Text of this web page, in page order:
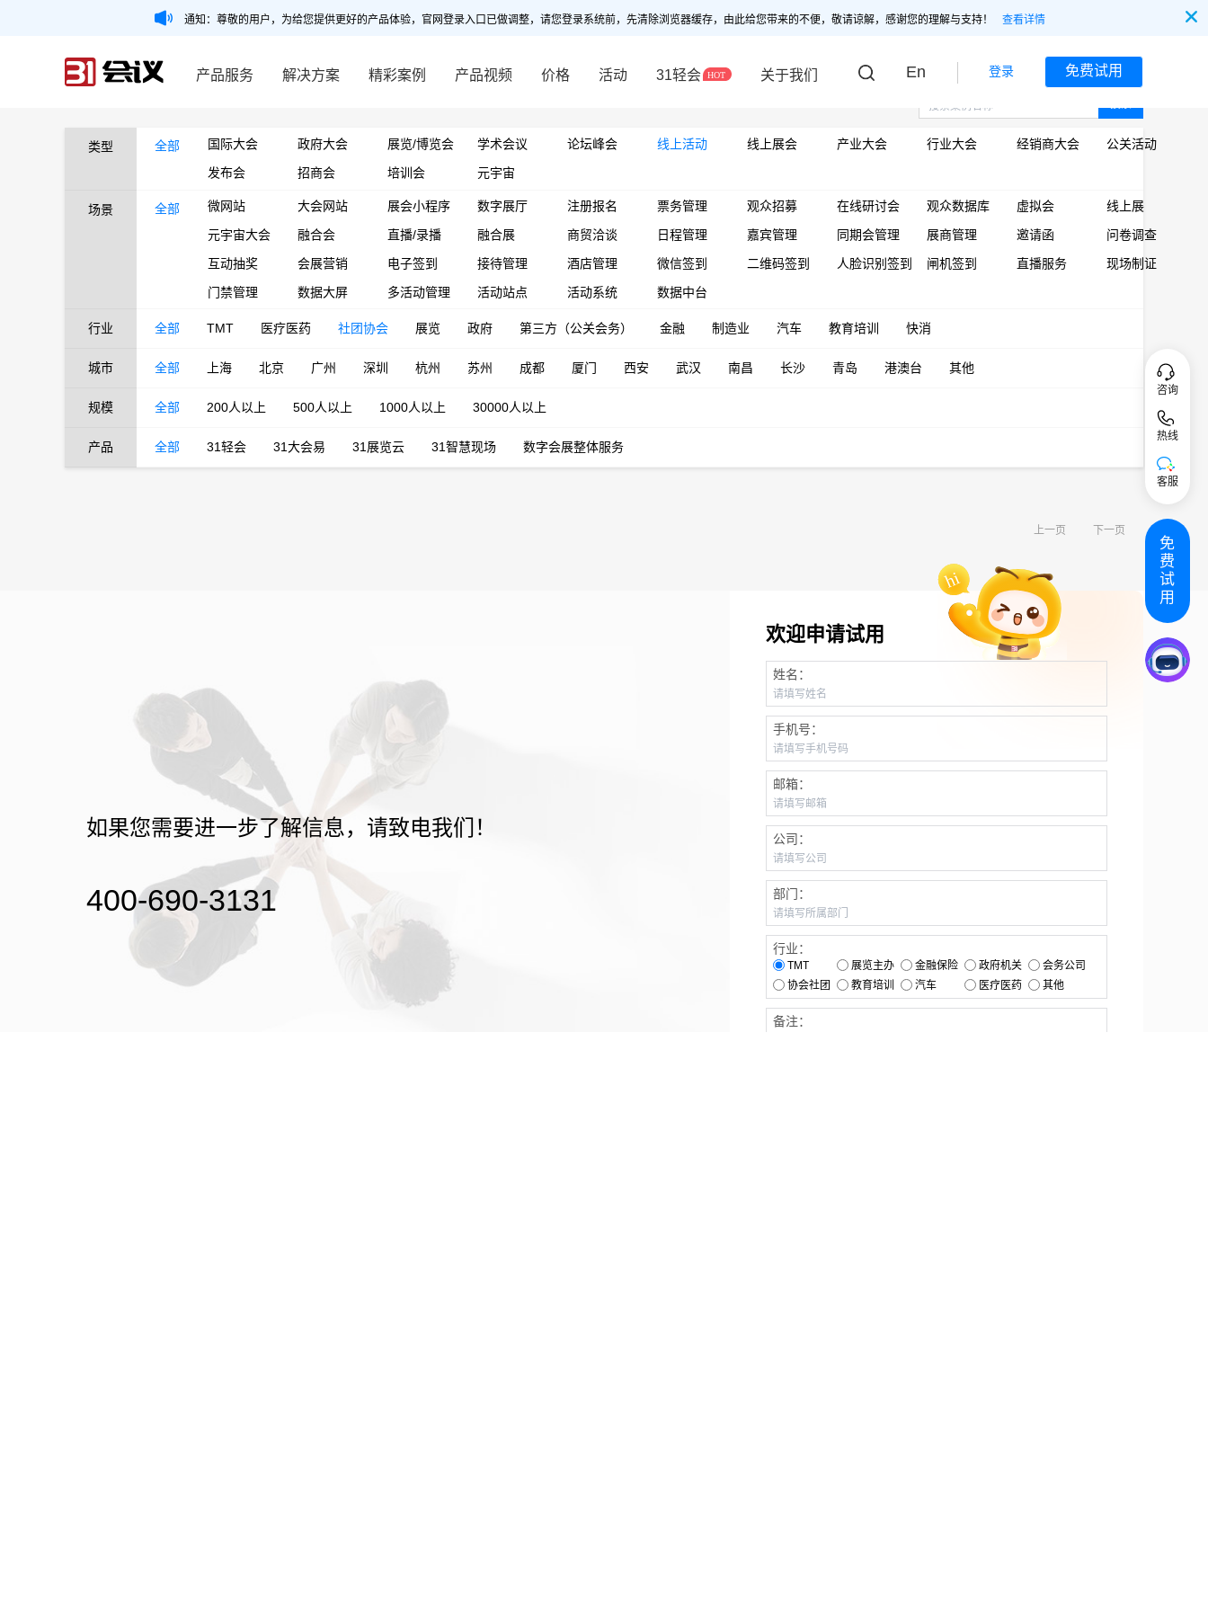
通知：尊敬的用户，为给您提供更好的产品体验，官网登录入口已做调整，请您登录系统前，先清除浏览器缓存，由此给您带来的不便，敬请谅解，感谢您的理解与支持！ 查看详情
产品服务 解决方案 精彩案例 产品视频 价格 活动 31轻会 关于我们 En 登录 免费试用
类型 全部 国际大会 政府大会 展览/博览会 学术会议 论坛峰会 线上活动 线上展会 产业大会 行业大会 经销商大会
公关活动
发布会
招商会 培训会 元宇宙
场景 全部 微网站 大会网站 展会小程序 数字展厅 注册报名 票务管理 观众招募 在线研讨会 观众数据库 虚拟会
线上展
元宇宙大会
融合会 直播/录播 融合展 商贸洽谈 日程管理 嘉宾管理 同期会管理 展商管理 邀请函
问卷调查
互动抽奖
会展营销 电子签到 接待管理 酒店管理 微信签到 二维码签到 人脸识别签到 闸机签到 直播服务
现场制证
门禁管理
数据大屏 多活动管理 活动站点 活动系统 数据中台
行业 全部 TMT 医疗医药 社团协会 展览 政府 第三方（公关会务） 金融 制造业 汽车 教育培训 快消
城市 全部 上海 北京 广州 深圳 杭州 苏州 成都 厦门 西安 武汉 南昌 长沙 青岛 港澳台 其他
规模 全部 200人以上 500人以上 1000人以上 30000人以上
产品 全部 31轻会 31大会易 31展览云 31智慧现场 数字会展整体服务
上一页 下一页
如果您需要进一步了解信息，请致电我们！
400-690-3131
欢迎申请试用
姓名：
手机号：
邮箱：
公司：
部门：
行业：
TMT 展览主办 金融保险 政府机关
会务公司
协会社团
教育培训 汽车 医疗医药 其他
备注：
咨询
热线
客服
免
费
试
用